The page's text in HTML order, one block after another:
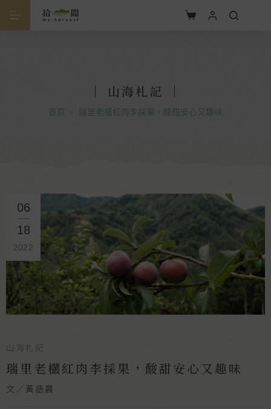
｜ 山海札記 ｜
首頁 ・ 瑞里老欉紅肉李採果，酸甜安心又趣味
06
18
2022
山海札記
瑞里老欉紅肉李採果，酸甜安心又趣味
文／黃語晨